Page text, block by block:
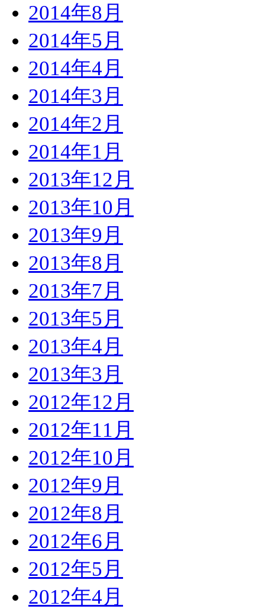
2014年8月
2014年5月
2014年4月
2014年3月
2014年2月
2014年1月
2013年12月
2013年10月
2013年9月
2013年8月
2013年7月
2013年5月
2013年4月
2013年3月
2012年12月
2012年11月
2012年10月
2012年9月
2012年8月
2012年6月
2012年5月
2012年4月